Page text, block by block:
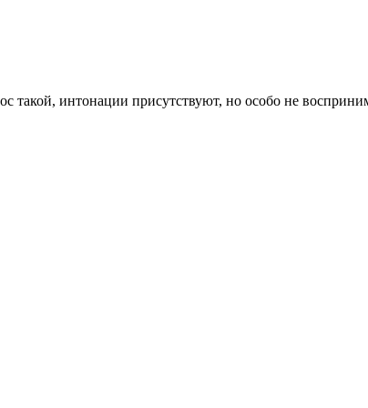
такой, интонации присутствуют, но особо не